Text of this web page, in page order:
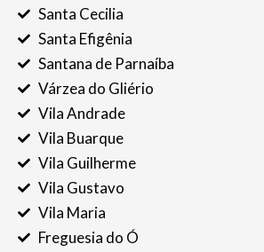
Santa Cecilia
Santa Efigênia
Santana de Parnaíba
Várzea do Gliério
Vila Andrade
Vila Buarque
Vila Guilherme
Vila Gustavo
Vila Maria
Freguesia do Ó